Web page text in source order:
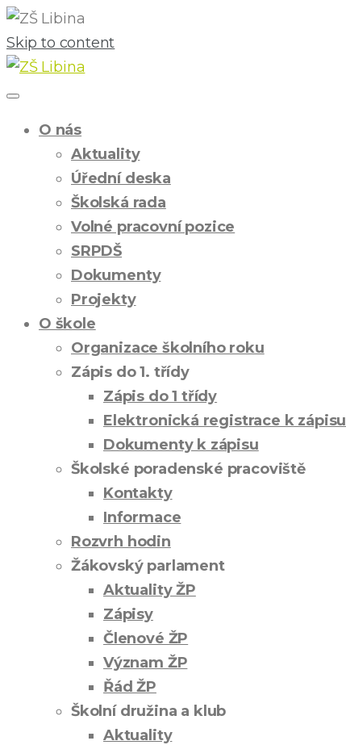
Skip to content
O nás
Aktuality
Úřední deska
Školská rada
Volné pracovní pozice
SRPDŠ
Dokumenty
Projekty
O škole
Organizace školního roku
Zápis do 1. třídy
Zápis do 1 třídy
Elektronická registrace k zápisu
Dokumenty k zápisu
Školské poradenské pracoviště
Kontakty
Informace
Rozvrh hodin
Žákovský parlament
Aktuality ŽP
Zápisy
Členové ŽP
Význam ŽP
Řád ŽP
Školní družina a klub
Aktuality